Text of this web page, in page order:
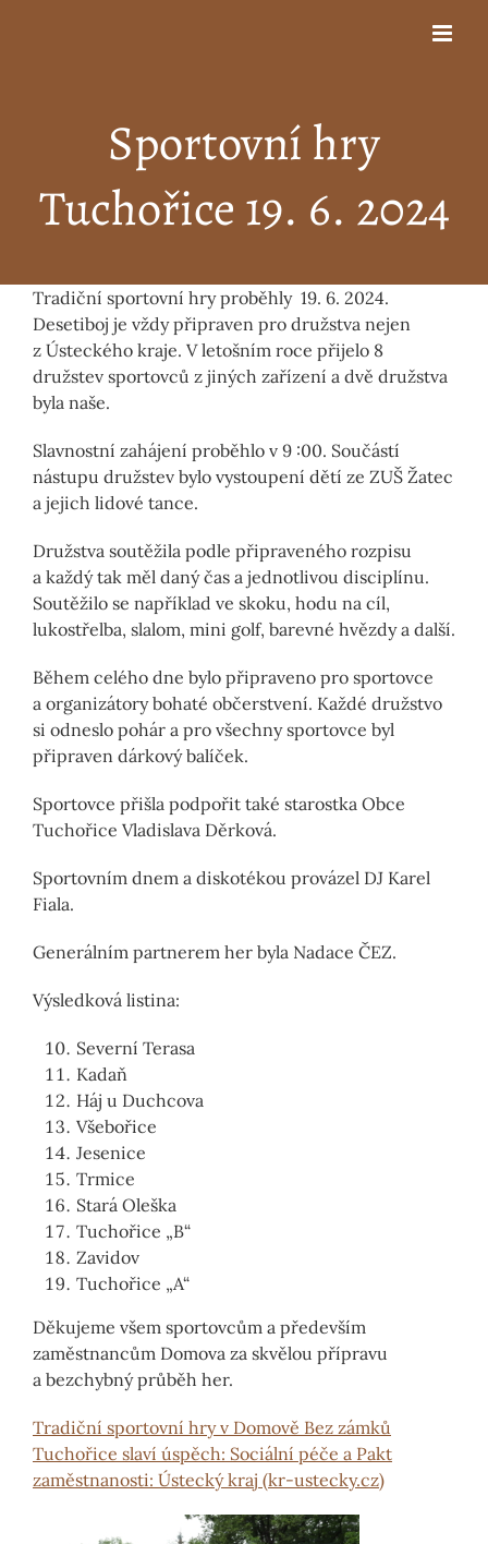
Sportovní hry
Tuchořice 19. 6. 2024
Tradiční sportovní hry proběhly 19. 6. 2024.
Desetiboj je vždy připraven pro družstva nejen
z Ústeckého kraje. V letošním roce přijelo 8
družstev sportovců z jiných zařízení a dvě družstva
byla naše.
Slavnostní zahájení proběhlo v 9 :00. Součástí
nástupu družstev bylo vystoupení dětí ze ZUŠ Žatec
a jejich lidové tance.
Družstva soutěžila podle připraveného rozpisu
a každý tak měl daný čas a jednotlivou disciplínu.
Soutěžilo se například ve skoku, hodu na cíl,
lukostřelba, slalom, mini golf, barevné hvězdy a další.
Během celého dne bylo připraveno pro sportovce
a organizátory bohaté občerstvení. Každé družstvo
si odneslo pohár a pro všechny sportovce byl
připraven dárkový balíček.
Sportovce přišla podpořit také starostka Obce
Tuchořice Vladislava Děrková.
Sportovním dnem a diskotékou provázel DJ Karel
Fiala.
Generálním partnerem her byla Nadace ČEZ.
Výsledková listina:
Severní Terasa
Kadaň
Háj u Duchcova
Všebořice
Jesenice
Trmice
Stará Oleška
Tuchořice „B“
Zavidov
Tuchořice „A“
Děkujeme všem sportovcům a především
zaměstnancům Domova za skvělou přípravu
a bezchybný průběh her.
Tradiční sportovní hry v Domově Bez zámků
Tuchořice slaví úspěch: Sociální péče a Pakt
zaměstnanosti: Ústecký kraj (kr-ustecky.cz)